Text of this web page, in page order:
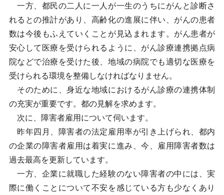
一方、都民の二人に一人が一生のうちにがんと診断さ
れるとの推計があり、高齢化の進展に伴い、がんの患者
数は今後もふえていくことが見込まれます。がん患者が
安心して医療を受けられるように、がん診療連携拠点病
院などで治療を受けた後、地域の病院でも適切な医療を
受けられる環境を整備しなければなりません。
そのために、身近な地域におけるがん診療の連携体制
の充実が重要です。都の見解を求めます。
次に、障害者雇用について伺います。
昨年四月、障害者の法定雇用率が引き上げられ、都内
の企業の障害者雇用は着実に進み、今、雇用障害者数は
過去最高を更新しています。
一方、企業に就職した経験のない障害者の中には、実
際に働くことについて不安を感じている方も少なくあり